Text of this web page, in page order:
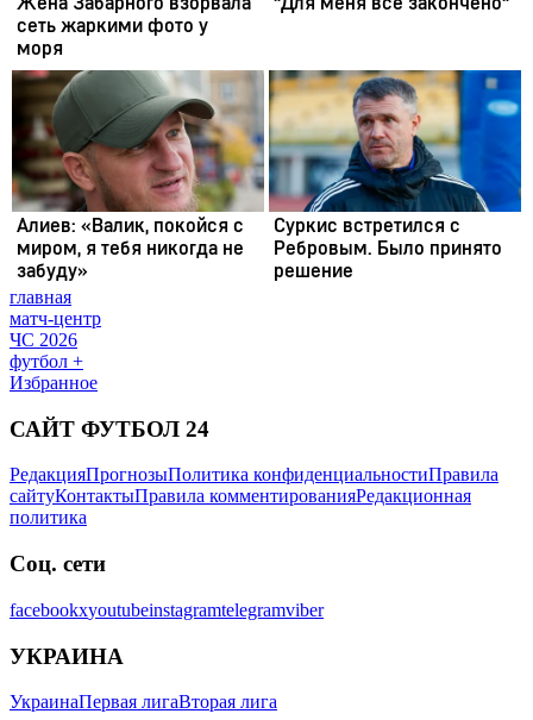
главная
матч-центр
ЧС 2026
футбол +
Избранное
САЙТ ФУТБОЛ 24
РедакцияПрогнозыПолитика конфиденциальностиПравила
сайтуКонтактыПравила комментированияРедакционная
политика
Соц. сети
facebookxyoutubeinstagramtelegramviber
УКРАИНА
УкраинаПервая лигаВторая лига